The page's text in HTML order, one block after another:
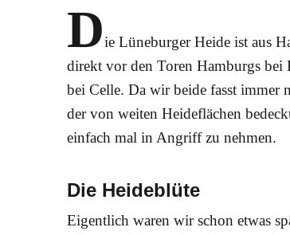
Die Lüneburger Heide ist aus
direkt vor den Toren Hamburgs
bei Celle. Da wir beide fasst immer
der von weiten Heideflächen
einfach mal in Angriff zu nehmen.
Die Heideblüte
Eigentlich waren wir schon etwas